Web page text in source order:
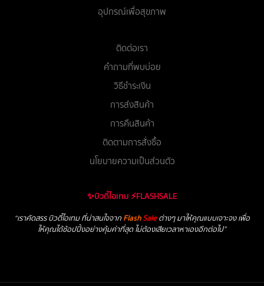
อุปกรณ์เพื่อสุขภาพ
ติดต่อเรา
คำถามที่พบบ่อย
วิธีชำระเงิน
การส่งสินค้า
การคืนสินค้า
ติดตามการสั่งซื้อ
นโยบายความเป็นส่วนตัว
✨บิวตี้ไอเทม ⚡FLASHSALE
“เราคัดสรร บิวตี้ไอเทม ที่น่าสนใจจาก FlashSaleต่างๆ มาให้คุณแบบเจาะจง เพื่อ
ให้คุณได้ช้อปปิ้งอย่างคุ้มค่าที่สุด ไม่ต้องเสียเวลาหาเองอีกต่อไป”